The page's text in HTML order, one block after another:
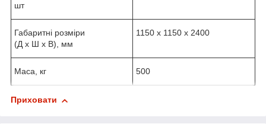
шт
Габаритні розміри
(Д х Ш х В), мм
1150 х 1150 х 2400
Маса, кг 500
Приховати